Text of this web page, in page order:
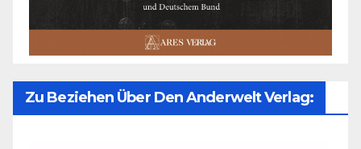
Zu Beziehen Über Den Anderwelt Verlag: